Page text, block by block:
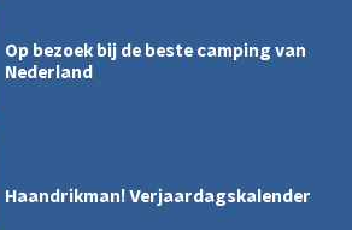
Op bezoek bij de beste camping van
Nederland
Haandrikman! Verjaardagskalender